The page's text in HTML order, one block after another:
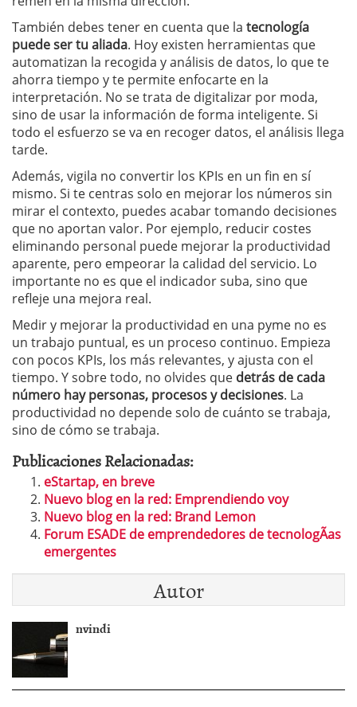
También debes tener en cuenta que la tecnología
puede ser tu aliada. Hoy existen herramientas que
automatizan la recogida y análisis de datos, lo que te
ahorra tiempo y te permite enfocarte en la
interpretación. No se trata de digitalizar por moda,
sino de usar la información de forma inteligente. Si
todo el esfuerzo se va en recoger datos, el análisis llega
tarde.
Además, vigila no convertir los KPIs en un fin en sí
mismo. Si te centras solo en mejorar los números sin
mirar el contexto, puedes acabar tomando decisiones
que no aportan valor. Por ejemplo, reducir costes
eliminando personal puede mejorar la productividad
aparente, pero empeorar la calidad del servicio. Lo
importante no es que el indicador suba, sino que
refleje una mejora real.
Medir y mejorar la productividad en una pyme no es
un trabajo puntual, es un proceso continuo. Empieza
con pocos KPIs, los más relevantes, y ajusta con el
tiempo. Y sobre todo, no olvides que detrás de cada
número hay personas, procesos y decisiones. La
productividad no depende solo de cuánto se trabaja,
sino de cómo se trabaja.
Publicaciones Relacionadas:
eStartap, en breve
Nuevo blog en la red: Emprendiendo voy
Nuevo blog en la red: Brand Lemon
Forum ESADE de emprendedores de tecnologÃ­as
emergentes
Autor
nvindi